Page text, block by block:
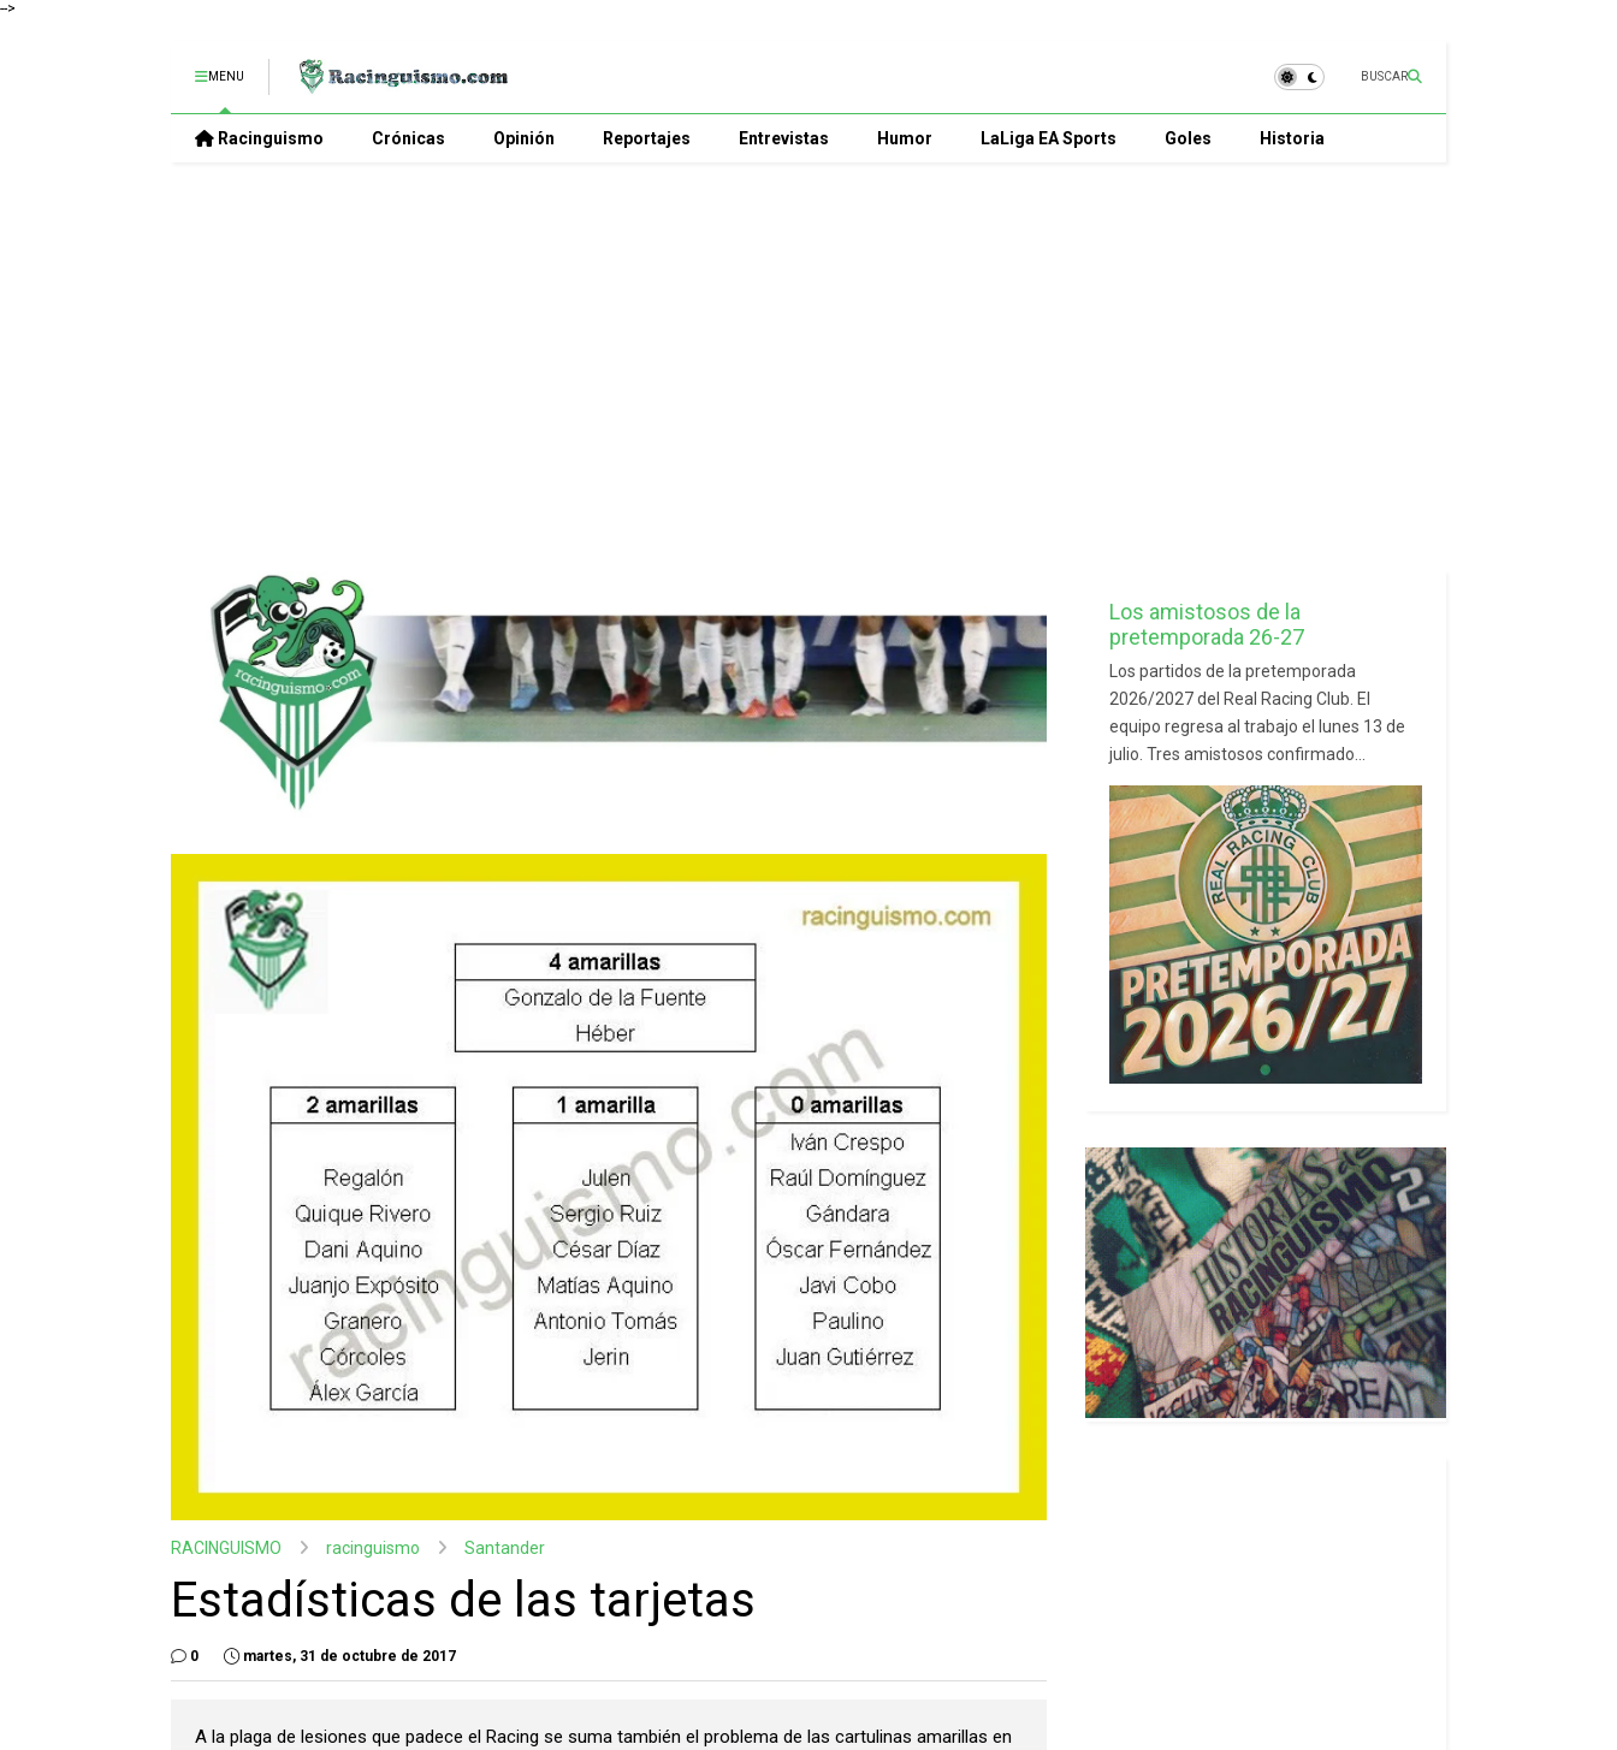
-->
MENU BUSCAR
Racinguismo Crónicas Opinión Reportajes Entrevistas Humor LaLiga EA Sports Goles Historia
RACINGUISMO racinguismo Santander
Estadísticas de las tarjetas
0 martes, 31 de octubre de 2017
A la plaga de lesiones que padece el Racing se suma también el problema de las cartulinas amarillas en
Los amistosos de la
pretemporada 26-27
Los partidos de la pretemporada
2026/2027 del Real Racing Club. El
equipo regresa al trabajo el lunes 13 de
julio. Tres amistosos confirmado...